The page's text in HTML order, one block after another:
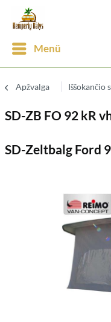
Menü
Apžvalga Iššokančio
SD-ZB FO 92 kR
SD-Zeltbalg Ford